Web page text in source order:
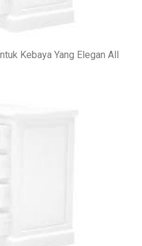
Kebaya Yang Elegan All